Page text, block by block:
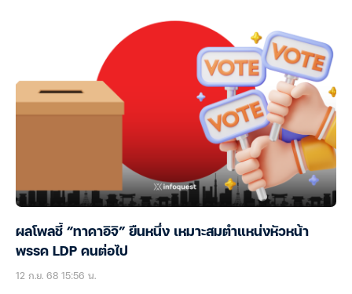
ผลโพลชี้ “ทาคาอิจิ” ยืนหนึ่ง เหมาะสมตำแหน่งหัวหน้า
พรรค LDP คนต่อไป
12 ก.ย. 68 15:56 น.